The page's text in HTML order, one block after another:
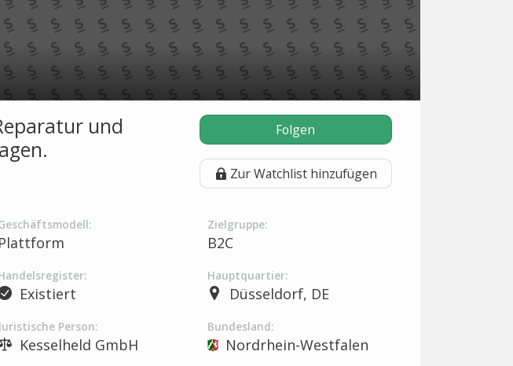
und
Folgen
Zur Watchlist hinzufügen
Plattform
Zielgruppe:
B2C
Existiert
Hauptquartier:
Düsseldorf, DE
Juristische Person:
Kesselheld GmbH
Bundesland:
Nordrhein-Westfalen